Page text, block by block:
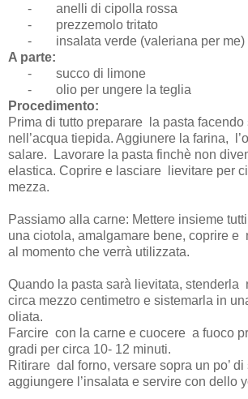
-
anelli di cipolla rossa
-
prezzemolo tritato
-
insalata verde (valeriana per me)
A parte:
-
succo di limone
-
olio per ungere la teglia
Procedimento:
Prima di tutto preparare la pasta
nell’acqua tiepida. Aggiunere la farina,
salare. Lavorare la pasta finchè non
elastica. Coprire e lasciare lievitare per
mezza.
Passiamo alla carne: Mettere insieme
una ciotola, amalgamare bene, coprire e
al momento che verrà utilizzata.
Quando la pasta sarà lievitata, stenderla
circa mezzo centimetro e sistemarla in
oliata.
Farcire con la carne e cuocere a fuoco
gradi per circa 10- 12 minuti.
Ritirare dal forno, versare sopra un po’
aggiungere l’insalata e servire con dello